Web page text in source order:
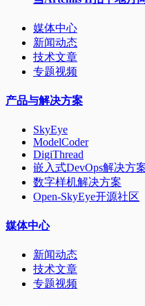
媒体中心
新闻动态
技术文章
专题视频
产品与解决方案
SkyEye
ModelCoder
DigiThread
嵌入式DevOps解决方
数字样机解决方案
Open-SkyEye开源社区
媒体中心
新闻动态
技术文章
专题视频